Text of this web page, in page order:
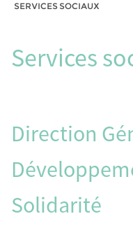
SERVICES SOCIAUX
Services
Direction
Solidarité